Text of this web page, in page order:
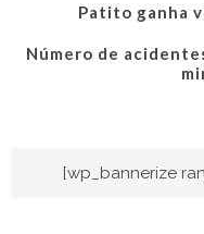
Patito ganha
Número de
[wp_bannerize